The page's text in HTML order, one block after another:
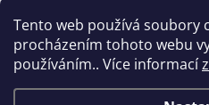
Tento web používá soubory
procházením tohoto webu
používáním.. Více informací